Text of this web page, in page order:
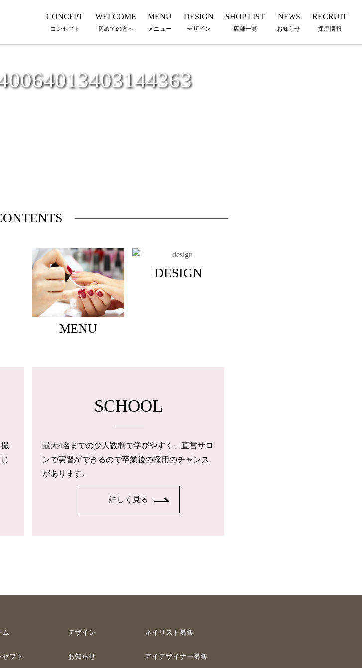
CONCEPT
コンセプト
WELCOME
初めての方へ
MENU
メニュー
DESIGN
デザイン
SHOP LIST
店舗一覧
NEWS
お知らせ
RECRUIT
採用情報
MENU
DESIGN
撮
SCHOOL
最大4名までの少人数制で学びやすく、直営サロ
ンで実習ができるので卒業後の採用のチャンス
があります。
詳しく見る
ム
セプト
デザイン
お知らせ
ネイリスト募集
アイデザイナー募集